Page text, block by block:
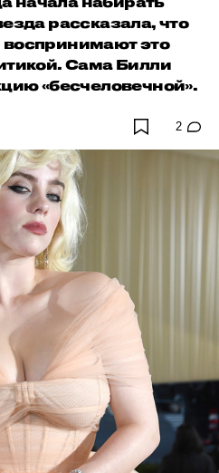
рассказала, что
это
Сама Билли
«бесчеловечной».
2